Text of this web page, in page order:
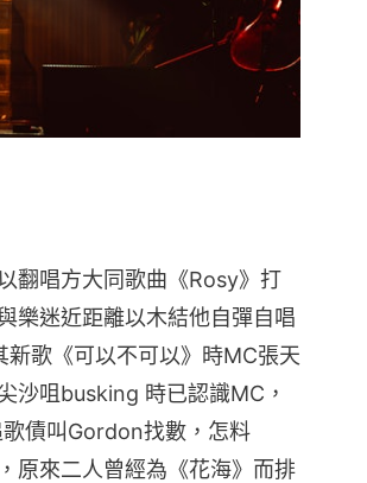
翻唱方大同歌曲《Rosy》打
樂迷近距離以木結他自彈自唱
歌《可以不可以》時MC張天
沙咀busking 時已認識MC，
債叫Gordon找數，怎料
原來二人曾經為《花海》而排